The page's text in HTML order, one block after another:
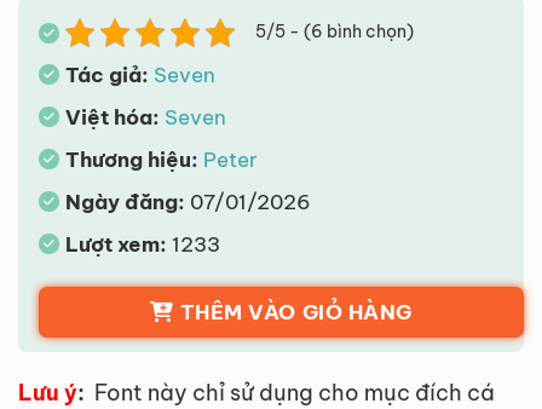
5/5 - (6 bình chọn)
Tác giả: Seven
Việt hóa: Seven
Thương hiệu: Peter
Ngày đăng: 07/01/2026
Lượt xem: 1233
THÊM VÀO GIỎ HÀNG
Lưu ý: Font này chỉ sử dụng cho mục đích cá